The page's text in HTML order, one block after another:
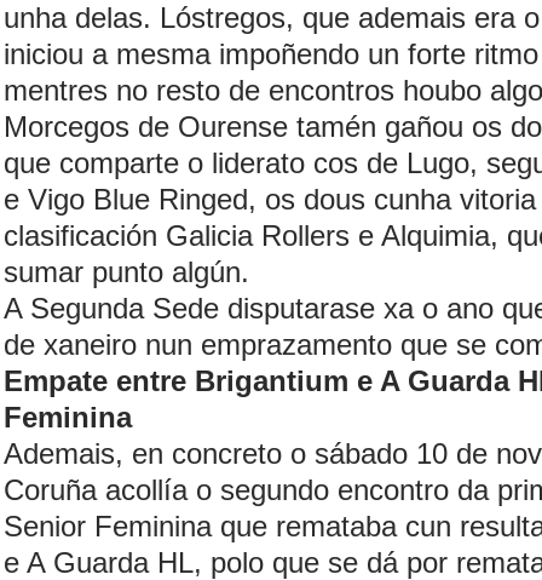
unha delas. Lóstregos, que ademais era
iniciou a mesma impoñendo un forte
mentres no resto de encontros houbo
Morcegos de Ourense tamén gañou os
que comparte o liderato cos de Lugo,
e Vigo Blue Ringed, os dous cunha
clasificación Galicia Rollers e Alquimia,
sumar punto algún.
A Segunda Sede disputarase xa o ano
de xaneiro nun emprazamento que se
Empate entre Brigantium e A Guarda
Feminina
Ademais, en concreto o sábado 10 de
Coruña acollía o segundo encontro da
Senior Feminina que remataba cun
e A Guarda HL, polo que se dá por